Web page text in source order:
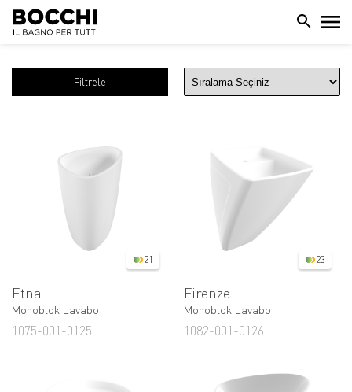
Filtrele
21
Etna
Monoblok Lavabo
1075-001-0125
23
Firenze
Monoblok Lavabo
1082-001-0126